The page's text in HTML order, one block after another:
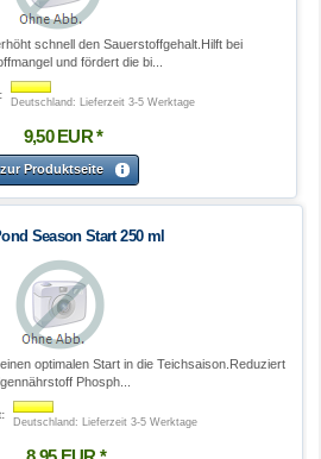
schnell den Sauerstoffgehalt.Hilft bei
und fördert die bi...
Deutschland: Lieferzeit 3-5 Werktage
9,50 EUR*
zur Produktseite
Season Start 250 ml
optimalen Start in die Teichsaison.Reduziert
Phosph...
Deutschland: Lieferzeit 3-5 Werktage